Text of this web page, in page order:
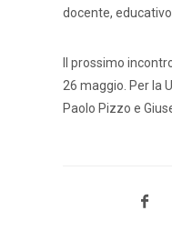
docente, educativo
Il prossimo
26 maggio. Per la
Paolo Pizzo e